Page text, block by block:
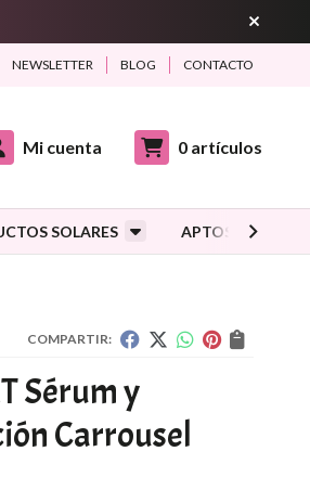
NEWSLETTER BLOG CONTACTO
Mi cuenta 0 artículos
SOLARES APTOS
COMPARTIR:
Sérum y
Carrousel